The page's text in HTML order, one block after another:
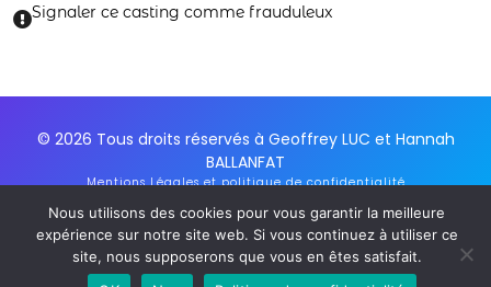
Signaler ce casting comme frauduleux
© 2026 Tous droits réservés à Geoffrey LUC et Hannah
BALLANFAT
Mentions Légales et politique de confidentialité
Inscription Newsletter
Nous utilisons des cookies pour vous garantir la meilleure
expérience sur notre site web. Si vous continuez à utiliser ce
site, nous supposerons que vous en êtes satisfait.